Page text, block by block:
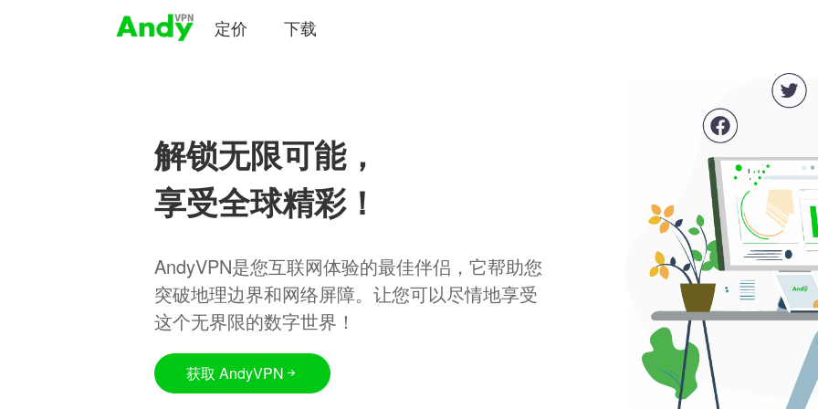
定价 下载
解锁无限可能，
享受全球精彩！
AndyVPN是您互联网体验的最佳伴侣，它帮助您
突破地理边界和网络屏障。让您可以尽情地享受
这个无界限的数字世界！
获取 AndyVPN